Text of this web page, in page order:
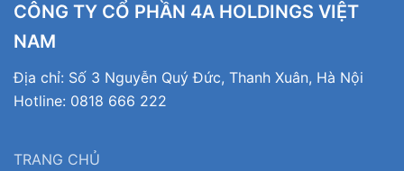
CÔNG TY CỔ PHẦN 4A HOLDINGS VIỆT
NAM
Địa chỉ: Số 3 Nguyễn Quý Đức, Thanh Xuân, Hà Nội
Hotline: 0818 666 222
TRANG CHỦ